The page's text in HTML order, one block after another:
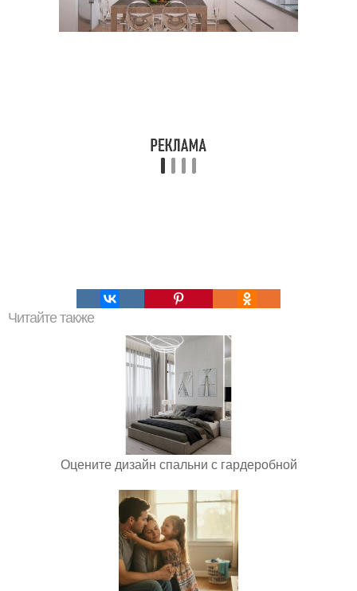
Читайте также
Оцените дизайн спальни с гардеробной